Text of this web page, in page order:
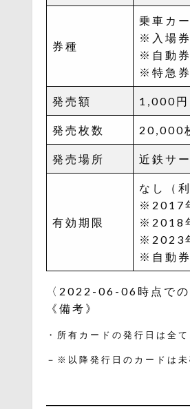
券種
乗車カ
※入場
※自動
※特急
発売額 1,000円
発売枚数 20,000
発売場所 近鉄サ
有効期限
なし（
※2017
※2018
※2023
※自動
〈2022-06-06時点での
《備考》
・所有カードの発行日は全
－※以降発行日のカードは未